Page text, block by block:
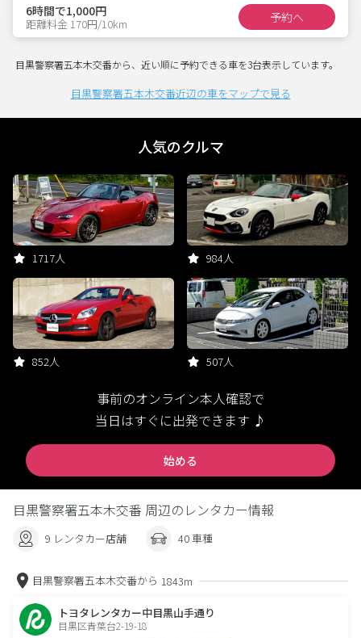
6時間で1,000円
距離料金 170円/10km 予約へ
目黒警察署五本木交番から、近い順に予約できる車を3台表示しています。
目黒警察署五本木交番近辺の車をマップで見る
人気のクルマ
1717人 984人
852人 507人
事前のオンライン本人確認で
当日はすぐに出発できます ♪
始める
目黒警察署五本木交番 周辺のレンタカー情報
9 レンタカー店舗 40 車種
目黒警察署五本木交番から 1843m
トヨタレンタカー中目黒山手通り
目黒区青葉台2-19-18